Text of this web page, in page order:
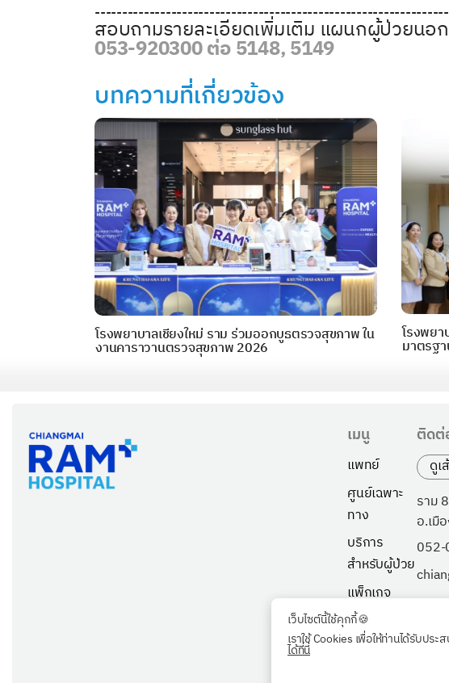
เว็บไซต์นี้ใช้คุกกี้🍪
เราใช้ Cookies เพื่อให้ท่านได้รับป
ได้ที่นี่
สอบถามรายละเอียดเพิ่มเติม แผนกผู้ป่วยนอก
053-920300 ต่อ 5148, 5149
บทความที่เกี่ยวข้อง
โรงพยาบาลเชียงใหม่ ราม ร่วมออกบูธตรวจสุขภาพ ใน
งานคาราวานตรวจสุขภาพ 2026
โรงพยา
มาตรฐ
เมนู
แพทย์
ศูนย์เฉพาะ
ทาง
บริการ
สำหรับผู้ป่วย
แพ็กเกจ
เกี่ยวกับเรา
ตรวจสุขภาพ
ติดต่
ดูเ
ราม
อ.เมื